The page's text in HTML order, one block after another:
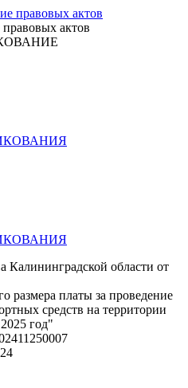
актов
Калининградской области от
размера платы за проведение
средств на территории
год"